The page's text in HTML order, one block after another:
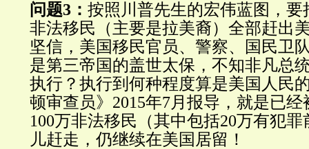
问题3： 按照川普先生的宏伟蓝图，要
非法移民（主要是拉美裔）全部赶出
坚信，美国移民官员、警察、国民卫
是第三帝国的盖世太保，不知非凡总
执行？执行到何种程度算是美国人民
顿审查员》2015年7月报导，就是已
100万非法移民（其中包括20万有犯罪
儿赶走，仍继续在美国居留！